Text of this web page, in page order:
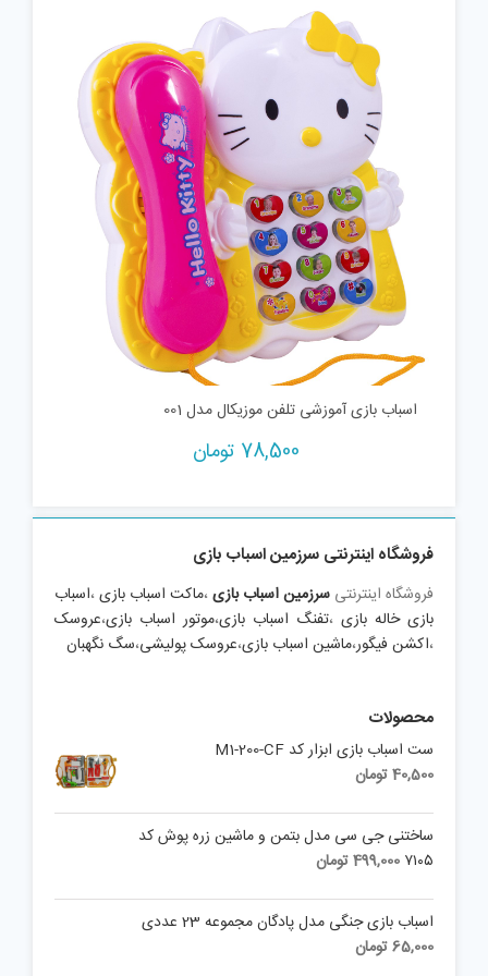
75,000 تومان.
48,480 تومان.
اسباب بازی آموزشی تلفن موزیکال مدل 001
78,500 تومان
فروشگاه اینترنتی سرزمین اسباب بازی
فروشگاه اینترنتی سرزمین اسباب بازی،ماکت اسباب بازی،اسباب
بازی خاله بازی ،تفنگ اسباب بازی،موتور اسباب بازی،عروسک
،اکشن فیگور،ماشین اسباب بازی،عروسک پولیشی،سگ نگهبان
محصولات
ست اسباب بازی ابزار کد M1-200-CF
40,500تومان
ساختنی جی سی مدل بتمن و ماشین زره پوش کد
۷۱۰۵ 499,000تومان
اسباب بازی جنگی مدل پادگان مجموعه 23 عددی
65,000تومان